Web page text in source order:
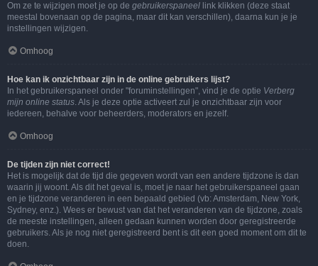
Om ze te wijzigen moet je op de gebruikerspaneel link klikken (deze staat
meestal bovenaan op de pagina, maar dit kan verschillen), daarna kun je je
instellingen wijzigen.
Omhoog
Hoe kan ik onzichtbaar zijn in de online gebruikers lijst?
In het gebruikerspaneel onder "foruminstellingen", vind je de optie Verberg
mijn online status. Als je deze optie activeert zul je onzichtbaar zijn voor
iedereen, behalve voor beheerders, moderators en jezelf.
Omhoog
De tijden zijn niet correct!
Het is mogelijk dat de tijd die gegeven wordt van een andere tijdzone is dan
waarin jij woont. Als dit het geval is, moet je naar het gebruikerspaneel gaan
en je tijdzone veranderen in een bepaald gebied (vb: Amsterdam, New York,
Sydney, enz.). Wees er bewust van dat het veranderen van de tijdzone, zoals
de meeste instellingen, alleen gedaan kunnen worden door geregistreerde
gebruikers. Als je nog niet geregistreerd bent is dit een goed moment om dit te
doen.